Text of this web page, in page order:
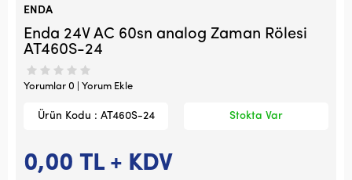
ENDA
Enda 24V AC 60sn analog Zaman Rölesi
AT460S-24
Yorumlar 0 | Yorum Ekle
Ürün Kodu : AT460S-24 Stokta Var
0,00 TL + KDV